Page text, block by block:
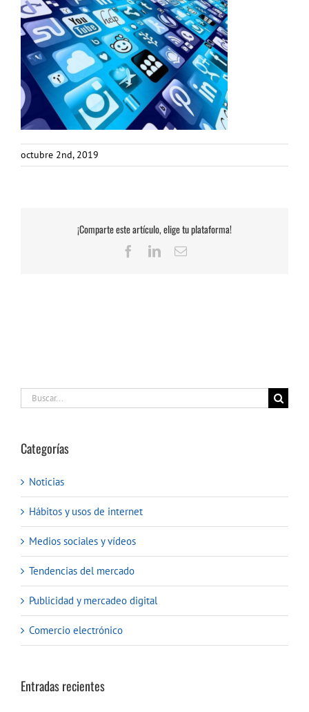
octubre 2nd, 2019
¡Comparte este artículo, elige tu plataforma!
Facebook
LinkedInCorreo
Buscar:
Categorías
Noticias
Hábitos y usos de internet
Medios sociales y vídeos
Tendencias del mercado
Publicidad y mercadeo digital
Comercio electrónico
Entradas recientes